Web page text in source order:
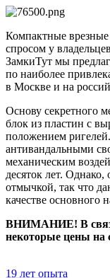
Компактные
спросом у
ЗамкиТут мы
по наиболее
в Москве и на
Основу секретного
блок из пластин с
положением
антивандальными
механическим
десяток лет.
отмычкой, так что
качестве основного
ВНИМАНИЕ! В
некоторые цены на
19 лет опыта